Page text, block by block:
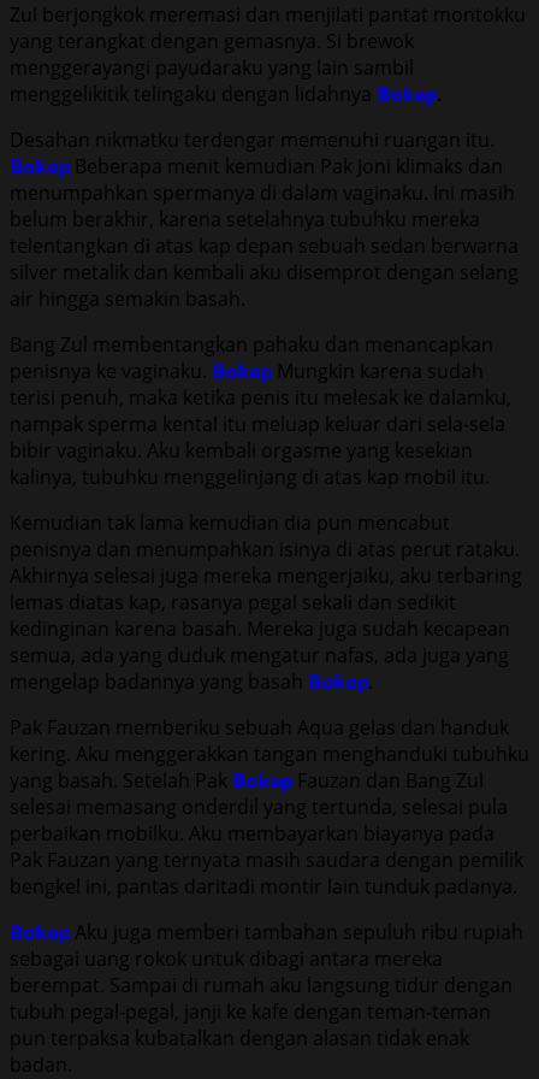
Zul berjongkok meremasi dan menjilati pantat montokku
yang terangkat dengan gemasnya. Si brewok
menggerayangi payudaraku yang lain sambil
menggelikitik telingaku dengan lidahnya Bokep.
Desahan nikmatku terdengar memenuhi ruangan itu.
Bokep Beberapa menit kemudian Pak Joni klimaks dan
menumpahkan spermanya di dalam vaginaku. Ini masih
belum berakhir, karena setelahnya tubuhku mereka
telentangkan di atas kap depan sebuah sedan berwarna
silver metalik dan kembali aku disemprot dengan selang
air hingga semakin basah.
Bang Zul membentangkan pahaku dan menancapkan
penisnya ke vaginaku. Bokep Mungkin karena sudah
terisi penuh, maka ketika penis itu melesak ke dalamku,
nampak sperma kental itu meluap keluar dari sela-sela
bibir vaginaku. Aku kembali orgasme yang kesekian
kalinya, tubuhku menggelinjang di atas kap mobil itu.
Kemudian tak lama kemudian dia pun mencabut
penisnya dan menumpahkan isinya di atas perut rataku.
Akhirnya selesai juga mereka mengerjaiku, aku terbaring
lemas diatas kap, rasanya pegal sekali dan sedikit
kedinginan karena basah. Mereka juga sudah kecapean
semua, ada yang duduk mengatur nafas, ada juga yang
mengelap badannya yang basah Bokep.
Pak Fauzan memberiku sebuah Aqua gelas dan handuk
kering. Aku menggerakkan tangan menghanduki tubuhku
yang basah. Setelah Pak Bokep Fauzan dan Bang Zul
selesai memasang onderdil yang tertunda, selesai pula
perbaikan mobilku. Aku membayarkan biayanya pada
Pak Fauzan yang ternyata masih saudara dengan pemilik
bengkel ini, pantas daritadi montir lain tunduk padanya.
Bokep Aku juga memberi tambahan sepuluh ribu rupiah
sebagai uang rokok untuk dibagi antara mereka
berempat. Sampai di rumah aku langsung tidur dengan
tubuh pegal-pegal, janji ke kafe dengan teman-teman
pun terpaksa kubatalkan dengan alasan tidak enak
badan.